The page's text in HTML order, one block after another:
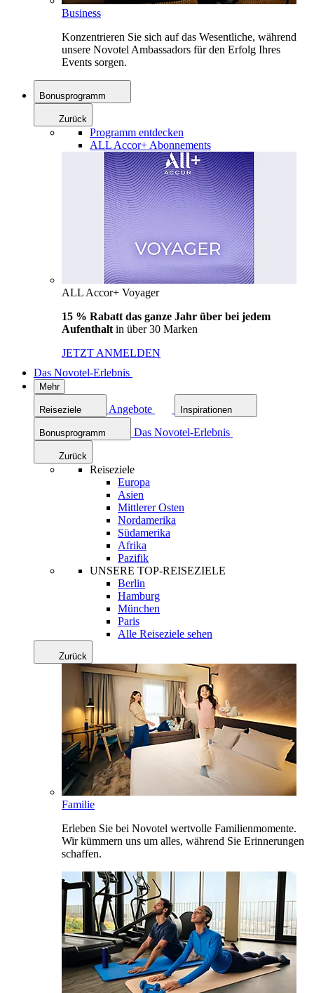
Business
Konzentrieren Sie sich auf das Wesentliche, während
unsere Novotel Ambassadors für den Erfolg Ihres
Events sorgen.
Bonusprogramm
Zurück
Programm entdecken
ALL Accor+ Abonnements
ALL Accor+ Voyager
15 % Rabatt das ganze Jahr über bei jedem
Aufenthalt in über 30 Marken
JETZT ANMELDEN
Das Novotel-Erlebnis
Mehr
Reiseziele Angebote Inspirationen
Bonusprogramm Das Novotel-Erlebnis
Zurück
Reiseziele
Europa
Asien
Mittlerer Osten
Nordamerika
Südamerika
Afrika
Pazifik
UNSERE TOP-REISEZIELE
Berlin
Hamburg
München
Paris
Alle Reiseziele sehen
Zurück
Familie
Erleben Sie bei Novotel wertvolle Familienmomente.
Wir kümmern uns um alles, während Sie Erinnerungen
schaffen.